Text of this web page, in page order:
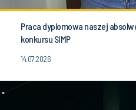
Praca dyplomowa naszej
konkursu SIMP
14.07.2026